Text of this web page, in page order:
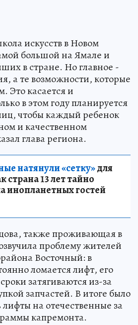
искусств в Новом
большой на Ямале и
в стране. Но главное -
а те возможности, которые
Это касается и
в этом году планируется
чтобы каждый ребенок
и качественном
глава региона.
натянули «сетку»для
страна 13 лет тайно
инопланетных гостей
также проживающая в
проблему жителей
Восточный: в
ломается лифт, его
затягиваются из-за
запчастей. В итоге было
на отечественные за
капремонта.